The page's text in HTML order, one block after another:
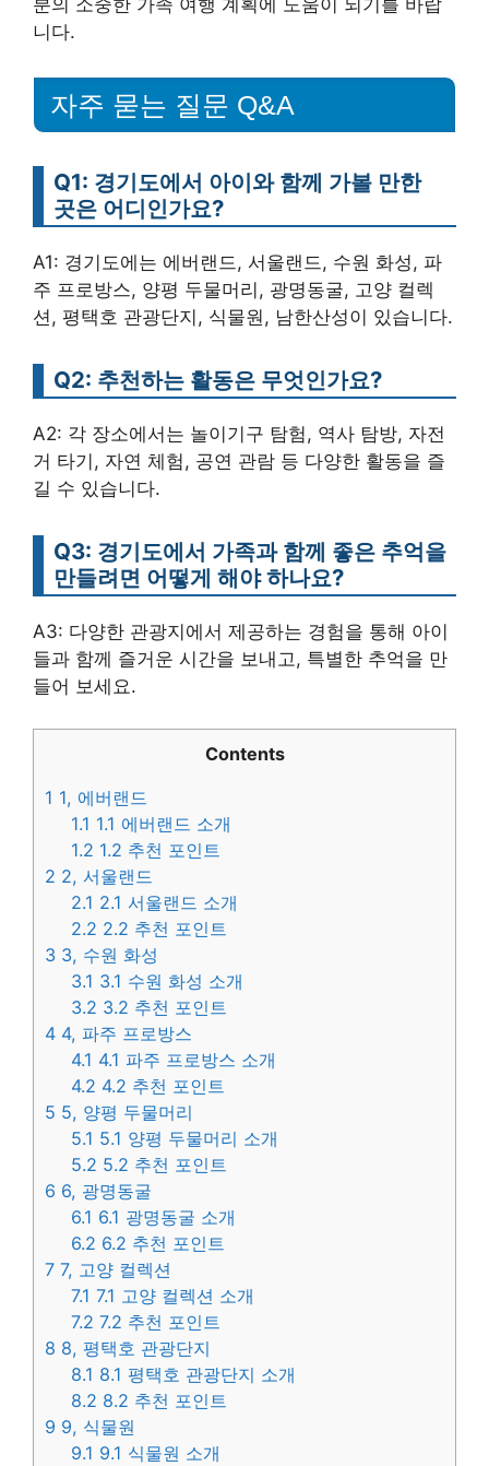
니다.
자주 묻는 질문 Q&A
Q1: 경기도에서 아이와 함께 가볼 만한
곳은 어디인가요?
A1: 경기도에는 에버랜드, 서울랜드, 수원 화성, 파
주 프로방스, 양평 두물머리, 광명동굴, 고양 컬렉
션, 평택호 관광단지, 식물원, 남한산성이 있습니다.
Q2: 추천하는 활동은 무엇인가요?
A2: 각 장소에서는 놀이기구 탐험, 역사 탐방, 자전
거 타기, 자연 체험, 공연 관람 등 다양한 활동을 즐
길 수 있습니다.
Q3: 경기도에서 가족과 함께 좋은 추억을
만들려면 어떻게 해야 하나요?
A3: 다양한 관광지에서 제공하는 경험을 통해 아이
들과 함께 즐거운 시간을 보내고, 특별한 추억을 만
들어 보세요.
Contents
1 1, 에버랜드
1.1 1.1 에버랜드 소개
1.2 1.2 추천 포인트
2 2, 서울랜드
2.1 2.1 서울랜드 소개
2.2 2.2 추천 포인트
3 3, 수원 화성
3.1 3.1 수원 화성 소개
3.2 3.2 추천 포인트
4 4, 파주 프로방스
4.1 4.1 파주 프로방스 소개
4.2 4.2 추천 포인트
5 5, 양평 두물머리
5.1 5.1 양평 두물머리 소개
5.2 5.2 추천 포인트
6 6, 광명동굴
6.1 6.1 광명동굴 소개
6.2 6.2 추천 포인트
7 7, 고양 컬렉션
7.1 7.1 고양 컬렉션 소개
7.2 7.2 추천 포인트
8 8, 평택호 관광단지
8.1 8.1 평택호 관광단지 소개
8.2 8.2 추천 포인트
9 9, 식물원
9.1 9.1 식물원 소개